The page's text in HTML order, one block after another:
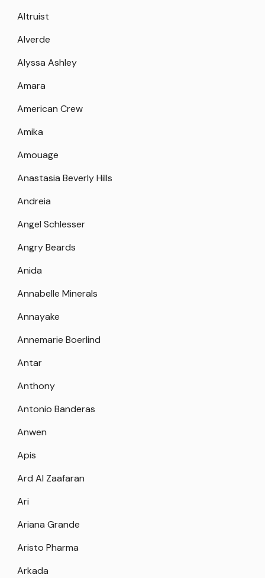
Altruist
Alverde
Alyssa Ashley
Amara
American Crew
Amika
Amouage
Anastasia Beverly Hills
Andreia
Angel Schlesser
Angry Beards
Anida
Annabelle Minerals
Annayake
Annemarie Boerlind
Antar
Anthony
Antonio Banderas
Anwen
Apis
Ard Al Zaafaran
Ari
Ariana Grande
Aristo Pharma
Arkada